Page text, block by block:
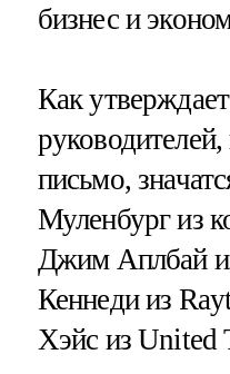
бизнес и
Как
письмо,
Муленбург из
Джим Аплбай
Кеннеди из
Хэйс из United